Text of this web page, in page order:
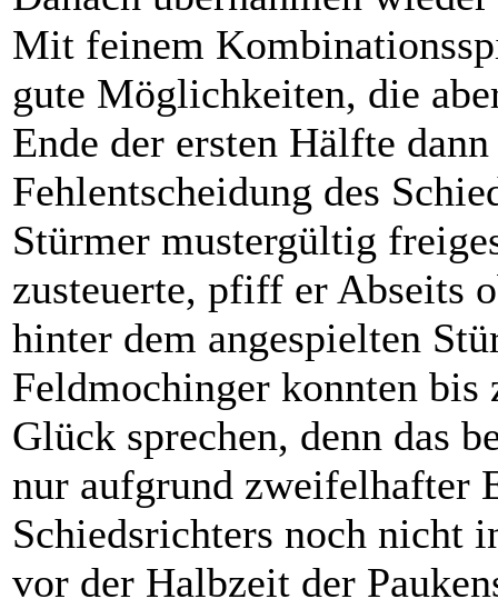
Mit feinem
gute Möglichkeiten, die
Ende der ersten Hälfte
Fehlentscheidung des
Stürmer mustergültig
zusteuerte, pfiff er Abseits
hinter dem angespielten
Feldmochinger konnten
Glück sprechen, denn das
nur aufgrund zweifelhafter
Schiedsrichters noch nicht
vor der Halbzeit der